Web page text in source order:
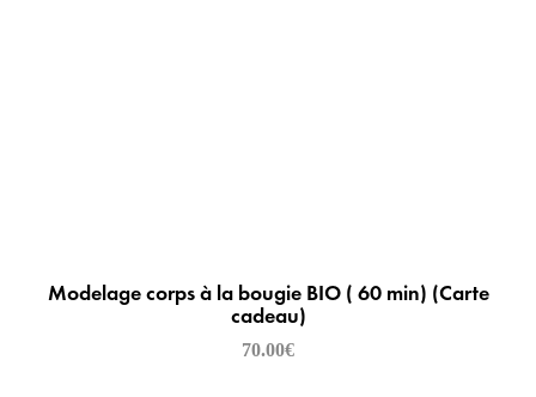
Modelage corps à la bougie BIO ( 60 min) (Carte
cadeau)
70.00€